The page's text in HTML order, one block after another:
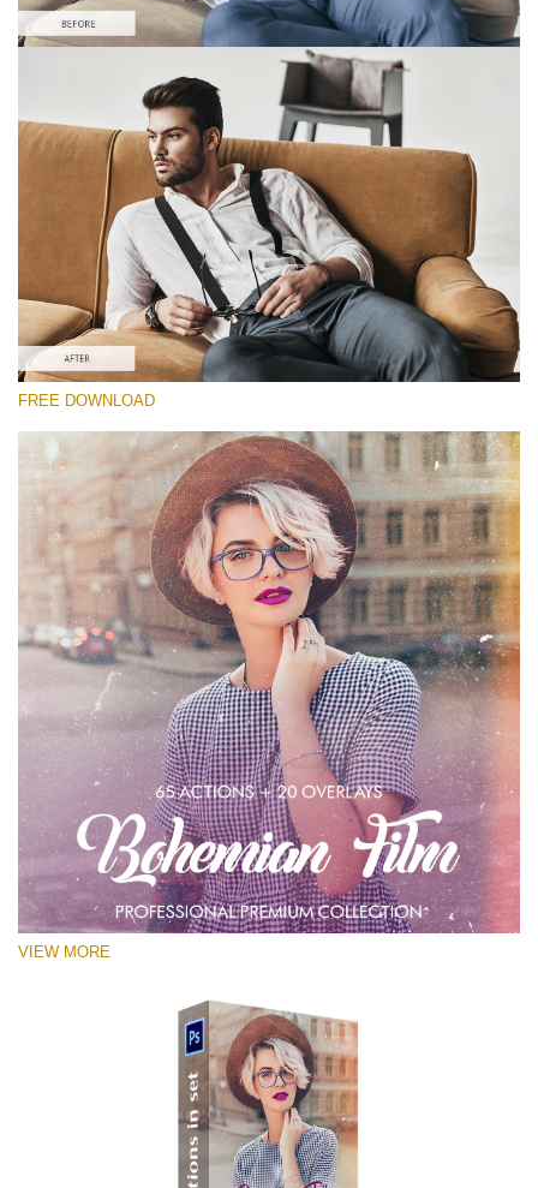
कृपया चुने
Free Film PS Action #6
Bohemian Film
Cinematic Complete
Entire Collection
मुफ्त डाउनलोड
FREE DOWNLOAD
VIEW MORE